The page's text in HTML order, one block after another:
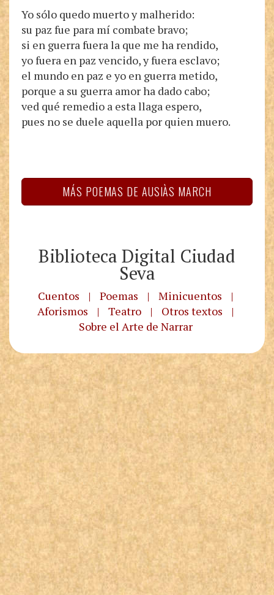
Yo sólo quedo muerto y malherido:
su paz fue para mí combate bravo;
si en guerra fuera la que me ha rendido,
yo fuera en paz vencido, y fuera esclavo;
el mundo en paz e yo en guerra metido,
porque a su guerra amor ha dado cabo;
ved qué remedio a esta llaga espero,
pues no se duele aquella por quien muero.
MÁS POEMAS DE AUSIÀS MARCH
Biblioteca Digital Ciudad
Seva
Cuentos | Poemas | Minicuentos
|
Aforismos
| Teatro | Otros textos
|
Sobre el Arte de Narrar